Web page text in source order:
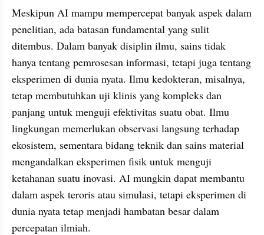
Meskipun AI mampu mempercepat banyak aspek dalam
penelitian, ada batasan fundamental yang sulit
ditembus. Dalam banyak disiplin ilmu, sains tidak
hanya tentang pemrosesan informasi, tetapi juga tentang
eksperimen di dunia nyata. Ilmu kedokteran, misalnya,
tetap membutuhkan uji klinis yang kompleks dan
panjang untuk menguji efektivitas suatu obat. Ilmu
lingkungan memerlukan observasi langsung terhadap
ekosistem, sementara bidang teknik dan sains material
mengandalkan eksperimen fisik untuk menguji
ketahanan suatu inovasi. AI mungkin dapat membantu
dalam aspek teroris atau simulasi, tetapi eksperimen di
dunia nyata tetap menjadi hambatan besar dalam
percepatan ilmiah.